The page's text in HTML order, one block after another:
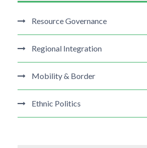
Resource Governance
Regional Integration
Mobility & Border
Ethnic Politics